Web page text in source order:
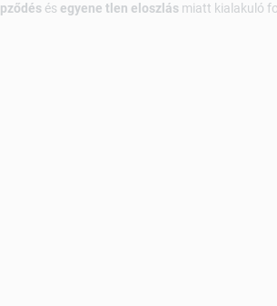
és egyene tlen eloszlás miatt kialakuló